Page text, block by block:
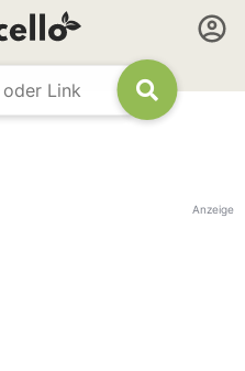
Anzeige